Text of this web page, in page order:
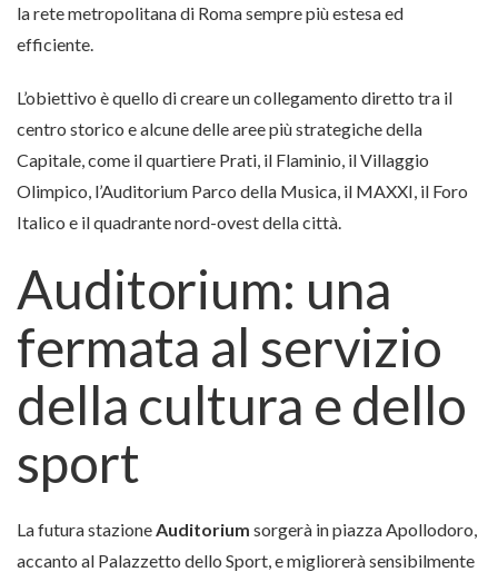
la rete metropolitana di Roma sempre più estesa ed
efficiente.
L’obiettivo è quello di creare un collegamento diretto tra il
centro storico e alcune delle aree più strategiche della
Capitale, come il quartiere Prati, il Flaminio, il Villaggio
Olimpico, l’Auditorium Parco della Musica, il MAXXI, il Foro
Italico e il quadrante nord-ovest della città.
Auditorium: una
fermata al servizio
della cultura e dello
sport
La futura stazione Auditorium sorgerà in piazza Apollodoro,
accanto al Palazzetto dello Sport, e migliorerà sensibilmente